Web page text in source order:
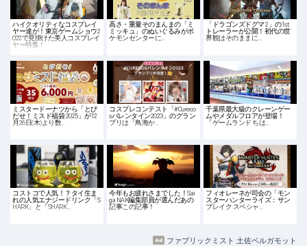
ハイクオリティなコスプレイ
ヤー達が！東京ゲームショウ2
022で見掛けた美人コスプレイ
ヤー特集！
高さ・重量そのまんまの「ミ
ミッキュ」のぬいぐるみがポ
ケモンセンターに…
「ドラゴンズドグマ 2」の1st
トレーラーが公開！初代の世
界観はそのままに…
ミスタードーナツから「とび
だせ！ミスド福袋 2025」が12
月26日(木)より数…
コスプレコンテスト「#Cureco
sバレンタイン2023」のグラン
プリは「鳥海か…
千葉県最大級のクレーンゲー
ムやメダルフロアが登場！
「ゲームランド ちは…
コストコで人気！？タイ生ま
れの人気エナジードリンク「S
HARK」と「SHARK…
今年もお疲れさまでした！Sai
ga NAK編集部員が選んだあの
記事この記事！
フィオレーネが司会の「モン
スターハンターライズ：サン
ブレイク スペシャ…
ファブリックミスト 土佐ベルガモット